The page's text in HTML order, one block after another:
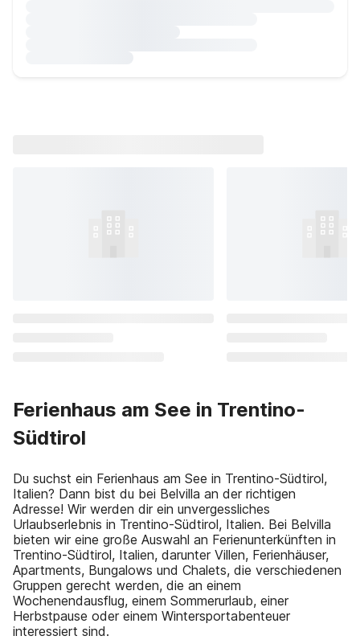
Ferienhaus am See in Trentino-
Südtirol
Du suchst ein Ferienhaus am See in Trentino-Südtirol,
Italien? Dann bist du bei Belvilla an der richtigen
Adresse! Wir werden dir ein unvergessliches
Urlaubserlebnis in Trentino-Südtirol, Italien. Bei Belvilla
bieten wir eine große Auswahl an Ferienunterkünften in
Trentino-Südtirol, Italien, darunter Villen, Ferienhäuser,
Apartments, Bungalows und Chalets, die verschiedenen
Gruppen gerecht werden, die an einem
Wochenendausflug, einem Sommerurlaub, einer
Herbstpause oder einem Wintersportabenteuer
interessiert sind.